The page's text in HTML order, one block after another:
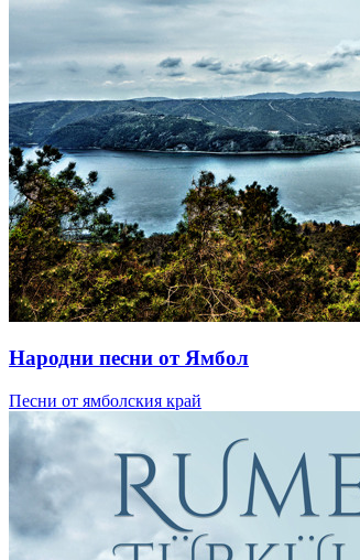
Народни песни от Ямбол
Песни от ямболския край